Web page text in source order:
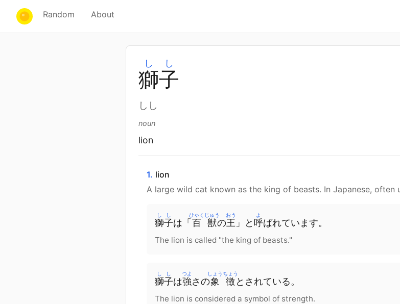
Random About
獅子
しし
しし
noun
lion
1. lion
A large wild cat known as the king of beasts. In Japanese,
獅子
しし
は 「 百獣
ひゃくじゅう
の王
おう
」 と 呼
よ
ばれています。
The lion is called "the king of beasts."
獅子
しし
は強
つよ
さ の象徴
しょうちょう
と されている。
The lion is considered a symbol of strength.